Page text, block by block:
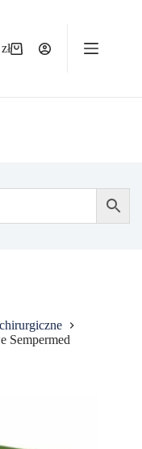
zł
Sempermed